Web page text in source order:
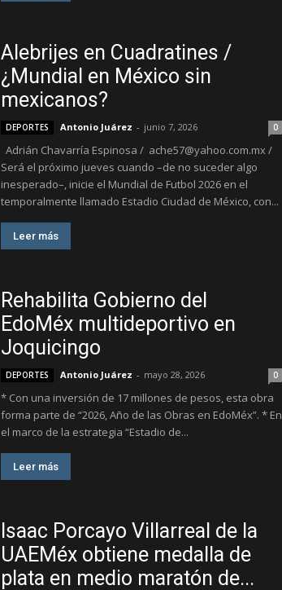
Alebrijes en Cuadratines /
¿Mundial en México sin
mexicanos?
DEPORTES Antonio Juárez - junio 7, 2026 0
Adrián Chavarría Espinosa / ache57@yahoo.com.mx /
Será el próximo jueves cuando –de no suceder algo
inesperado–, inicie el Mundial de Futbol 2026 en el
temporalmente llamado Estadio Ciudad de México, con...
Leer más
Rehabilita Gobierno del
EdoMéx multideportivo en
Joquicingo
DEPORTES Antonio Juárez - mayo 28, 2026 0
* Con una inversión de 17 millones de pesos, esta obra
forma parte de “2026, Año de las Obras en EdoMéx”. * En
el marco de la estrategia “Estadio de...
Leer más
Isaac Porcayo Villarreal de la
UAEMéx obtiene medalla de
plata en medio maratón de...